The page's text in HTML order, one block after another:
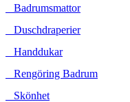
Badrumsmattor
Duschdraperier
Handdukar
Rengöring Badrum
Skönhet